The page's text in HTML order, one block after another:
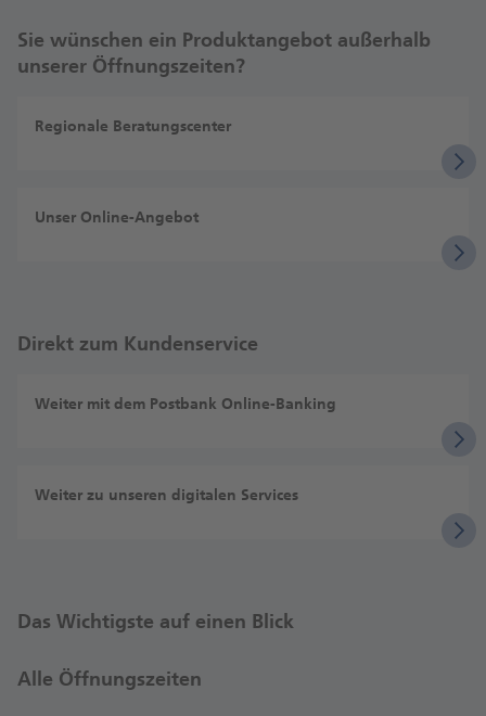
Sie wünschen ein Produktangebot außerhalb
unserer Öffnungszeiten?
Regionale Beratungscenter
Unser Online-Angebot
Direkt zum Kundenservice
Weiter mit dem Postbank Online-Banking
Weiter zu unseren digitalen Services
Das Wichtigste auf einen Blick
Alle Öffnungszeiten